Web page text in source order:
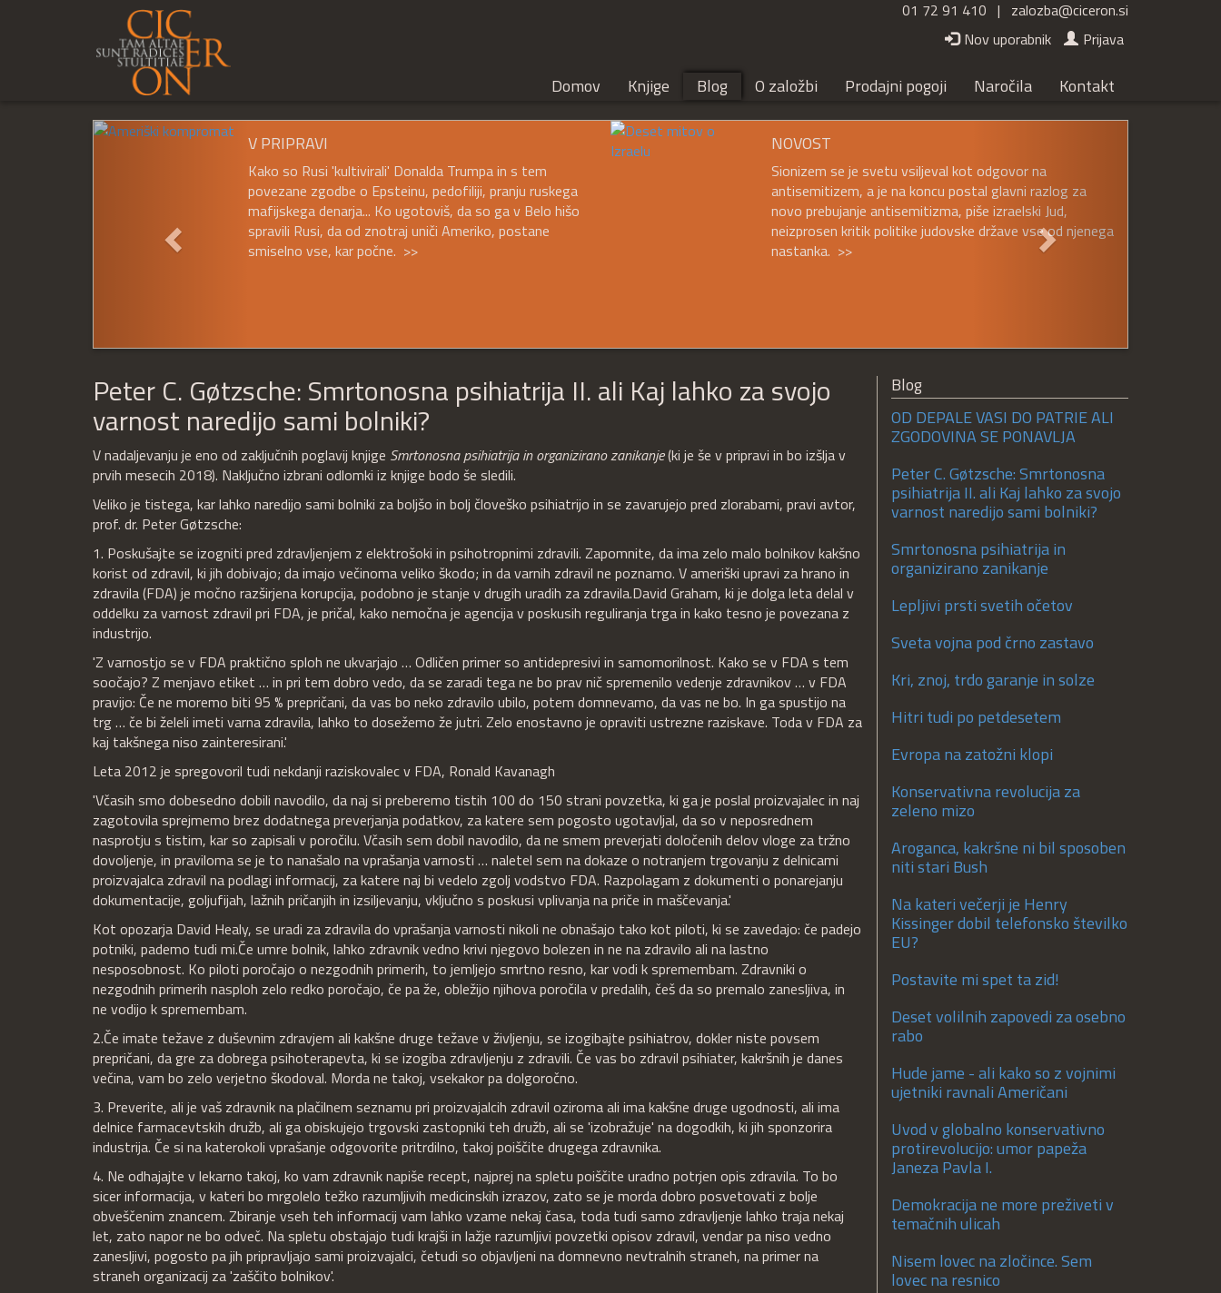
01 72 91 410 | zalozba@ciceron.si
Nov uporabnik
Prijava
Domov Knjige Blog O založbi Prodajni pogoji Naročila Kontakt
V PRIPRAVI
Kako so Rusi 'kultivirali' Donalda Trumpa in s tem
povezane zgodbe o Epsteinu, pedofiliji, pranju ruskega
mafijskega denarja... Ko ugotoviš, da so ga v Belo hišo
spravili Rusi, da od znotraj uniči Ameriko, postane
smiselno vse, kar počne. >>
NOVOST
Sionizem se je svetu vsiljeval kot odgovor na
antisemitizem, a je na koncu postal glavni razlog za
novo prebujanje antisemitizma, piše izraelski Jud,
neizprosen kritik politike judovske države vse od njenega
nastanka. >>
Prejšnji
Peter C. Gøtzsche: Smrtonosna psihiatrija II. ali Kaj lahko za svojo
varnost naredijo sami bolniki?
V nadaljevanju je eno od zaključnih poglavij knjige Smrtonosna psihiatrijain organizirano zanikanje(ki je še v pripravi in bo izšlja v
prvih mesecih 2018). Naključno izbrani odlomki iz knjige bodo še sledili.
Veliko je tistega, kar lahko naredijo sami bolniki za boljšo in bolj človeško psihiatrijo in se zavarujejo pred zlorabami, pravi avtor,
prof. dr. Peter Gøtzsche:
1. Poskušajte se izogniti pred zdravljenjem z elektrošoki in psihotropnimi zdravili. Zapomnite, da ima zelo malo bolnikov kakšno
korist od zdravil, ki jih dobivajo; da imajo večinoma veliko škodo; in da varnih zdravil ne poznamo. V ameriški upravi za hrano in
zdravila (FDA) je močno razširjena korupcija, podobno je stanje v drugih uradih za zdravila.David Graham, ki je dolga leta delal v
oddelku za varnost zdravil pri FDA, je pričal, kako nemočna je agencija v poskusih reguliranja trga in kako tesno je povezana z
industrijo.
'Z varnostjo se v FDA praktično sploh ne ukvarjajo … Odličen primer so antidepresivi in samomorilnost. Kako se v FDA s tem
soočajo? Z menjavo etiket … in pri tem dobro vedo, da se zaradi tega ne bo prav nič spremenilo vedenje zdravnikov … v FDA
pravijo: Če ne moremo biti 95 % prepričani, da vas bo neko zdravilo ubilo, potem domnevamo, da vas ne bo. In ga spustijo na
trg … če bi želeli imeti varna zdravila, lahko to dosežemo že jutri. Zelo enostavno je opraviti ustrezne raziskave. Toda v FDA za
kaj takšnega niso zainteresirani.'
Leta 2012 je spregovoril tudi nekdanji raziskovalec v FDA, Ronald Kavanagh
'Včasih smo dobesedno dobili navodilo, da naj si preberemo tistih 100 do 150 strani povzetka, ki ga je poslal proizvajalec in naj
zagotovila sprejmemo brez dodatnega preverjanja podatkov, za katere sem pogosto ugotavljal, da so v neposrednem
nasprotju s tistim, kar so zapisali v poročilu. Včasih sem dobil navodilo, da ne smem preverjati določenih delov vloge za tržno
dovoljenje, in praviloma se je to nanašalo na vprašanja varnosti … naletel sem na dokaze o notranjem trgovanju z delnicami
proizvajalca zdravil na podlagi informacij, za katere naj bi vedelo zgolj vodstvo FDA. Razpolagam z dokumenti o ponarejanju
dokumentacije, goljufijah, lažnih pričanjih in izsiljevanju, vključno s poskusi vplivanja na priče in maščevanja.'
Kot opozarja David Healy, se uradi za zdravila do vprašanja varnosti nikoli ne obnašajo tako kot piloti, ki se zavedajo: če padejo
potniki, pademo tudi mi.Če umre bolnik, lahko zdravnik vedno krivi njegovo bolezen in ne na zdravilo ali na lastno
nesposobnost. Ko piloti poročajo o nezgodnih primerih, to jemljejo smrtno resno, kar vodi k spremembam. Zdravniki o
nezgodnih primerih nasploh zelo redko poročajo, če pa že, obležijo njihova poročila v predalih, češ da so premalo zanesljiva, in
ne vodijo k spremembam.
2.Če imate težave z duševnim zdravjem ali kakšne druge težave v življenju, se izogibajte psihiatrov, dokler niste povsem
prepričani, da gre za dobrega psihoterapevta, ki se izogiba zdravljenju z zdravili. Če vas bo zdravil psihiater, kakršnih je danes
večina, vam bo zelo verjetno škodoval. Morda ne takoj, vsekakor pa dolgoročno.
3. Preverite, ali je vaš zdravnik na plačilnem seznamu pri proizvajalcih zdravil oziroma ali ima kakšne druge ugodnosti, ali ima
delnice farmacevtskih družb, ali ga obiskujejo trgovski zastopniki teh družb, ali se 'izobražuje' na dogodkih, ki jih sponzorira
industrija. Če si na katerokoli vprašanje odgovorite pritrdilno, takoj poiščite drugega zdravnika.
4. Ne odhajajte v lekarno takoj, ko vam zdravnik napiše recept, najprej na spletu poiščite uradno potrjen opis zdravila. To bo
sicer informacija, v kateri bo mrgolelo težko razumljivih medicinskih izrazov, zato se je morda dobro posvetovati z bolje
obveščenim znancem. Zbiranje vseh teh informacij vam lahko vzame nekaj časa, toda tudi samo zdravljenje lahko traja nekaj
let, zato napor ne bo odveč. Na spletu obstajajo tudi krajši in lažje razumljivi povzetki opisov zdravil, vendar pa niso vedno
zanesljivi, pogosto pa jih pripravljajo sami proizvajalci, četudi so objavljeni na domnevno nevtralnih straneh, na primer na
straneh organizacij za 'zaščito bolnikov'.
Blog
OD DEPALE VASI DO PATRIE ALI
ZGODOVINA SE PONAVLJA
Peter C. Gøtzsche: Smrtonosna
psihiatrija II. ali Kaj lahko za svojo
varnost naredijo sami bolniki?
Smrtonosna psihiatrija in
organizirano zanikanje
Lepljivi prsti svetih očetov
Sveta vojna pod črno zastavo
Kri, znoj, trdo garanje in solze
Hitri tudi po petdesetem
Evropa na zatožni klopi
Konservativna revolucija za
zeleno mizo
Aroganca, kakršne ni bil sposoben
niti stari Bush
Na kateri večerji je Henry
Kissinger dobil telefonsko številko
EU?
Postavite mi spet ta zid!
Deset volilnih zapovedi za osebno
rabo
Hude jame - ali kako so z vojnimi
ujetniki ravnali Američani
Uvod v globalno konservativno
protirevolucijo: umor papeža
Janeza Pavla I.
Demokracija ne more preživeti v
temačnih ulicah
Nisem lovec na zločince. Sem
lovec na resnico